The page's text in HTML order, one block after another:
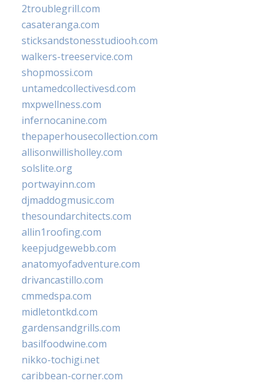
2troublegrill.com
casateranga.com
sticksandstonesstudiooh.com
walkers-treeservice.com
shopmossi.com
untamedcollectivesd.com
mxpwellness.com
infernocanine.com
thepaperhousecollection.com
allisonwillisholley.com
solslite.org
portwayinn.com
djmaddogmusic.com
thesoundarchitects.com
allin1roofing.com
keepjudgewebb.com
anatomyofadventure.com
drivancastillo.com
cmmedspa.com
midletontkd.com
gardensandgrills.com
basilfoodwine.com
nikko-tochigi.net
caribbean-corner.com